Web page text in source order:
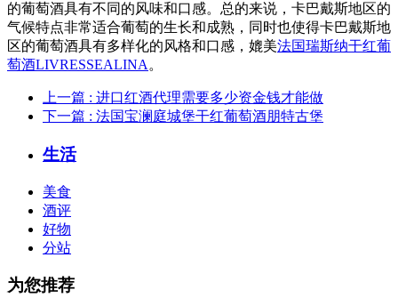
的葡萄酒具有不同的风味和口感。总的来说，卡巴戴斯地区的
气候特点非常适合葡萄的生长和成熟，同时也使得卡巴戴斯地
区的葡萄酒具有多样化的风格和口感，媲美法国瑞斯纳干红葡
萄酒LIVRESSEALINA 。
上一篇 : 进口红酒代理需要多少资金钱才能做
下一篇 : 法国宝澜庭城堡干红葡萄酒朋特古堡
生活
美食
酒评
好物
分站
为您推荐